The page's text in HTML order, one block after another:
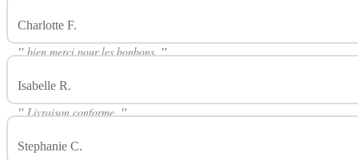
Charlotte F.
"bien merci pour les bonbons."
Isabelle R.
"Livraison conforme."
Stephanie C.